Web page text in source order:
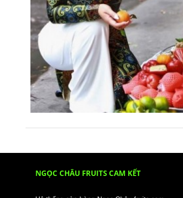
NGỌC CHÂU FRUITS CAM KẾT